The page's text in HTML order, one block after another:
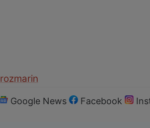
rozmarin
Google News Facebook